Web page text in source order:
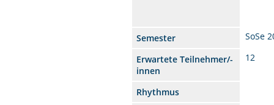
Semester
SoSe
Erwartete Teilnehmer/-
innen
12
Rhythmus